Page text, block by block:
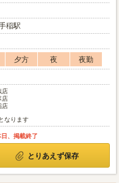
稲駅
夕方 夜
夜勤
店
店
店
なります
日、掲載終了
とりあえず保存